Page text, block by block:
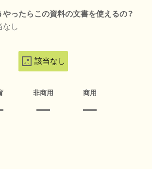
やったらこの資料の文書を使えるの？
なし
該当なし
非商用 商用